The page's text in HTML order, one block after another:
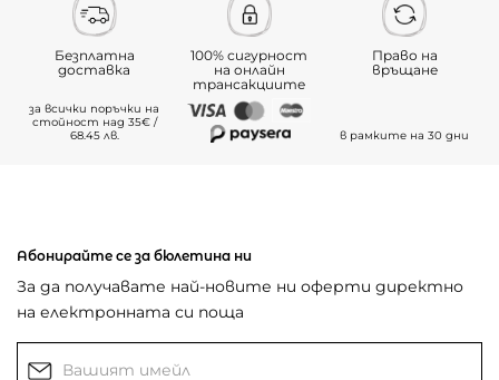
Безплатна
доставка
за всички поръчки на
стойност над 35€ /
68.45 лв.
100% сигурност
на онлайн
трансакциите
Право на
връщане
в рамките на 30 дни
Абонирайте се за бюлетина ни
За да получавате най-новите ни оферти директно
на електронната си поща